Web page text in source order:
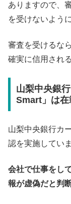
ありますので、
を受けないよう
審査を受けるな
確実に信用され
山梨中央銀
Smart」は在
山梨中央銀行カ
認を実施していま
会社で仕事をし
報が虚偽だと判